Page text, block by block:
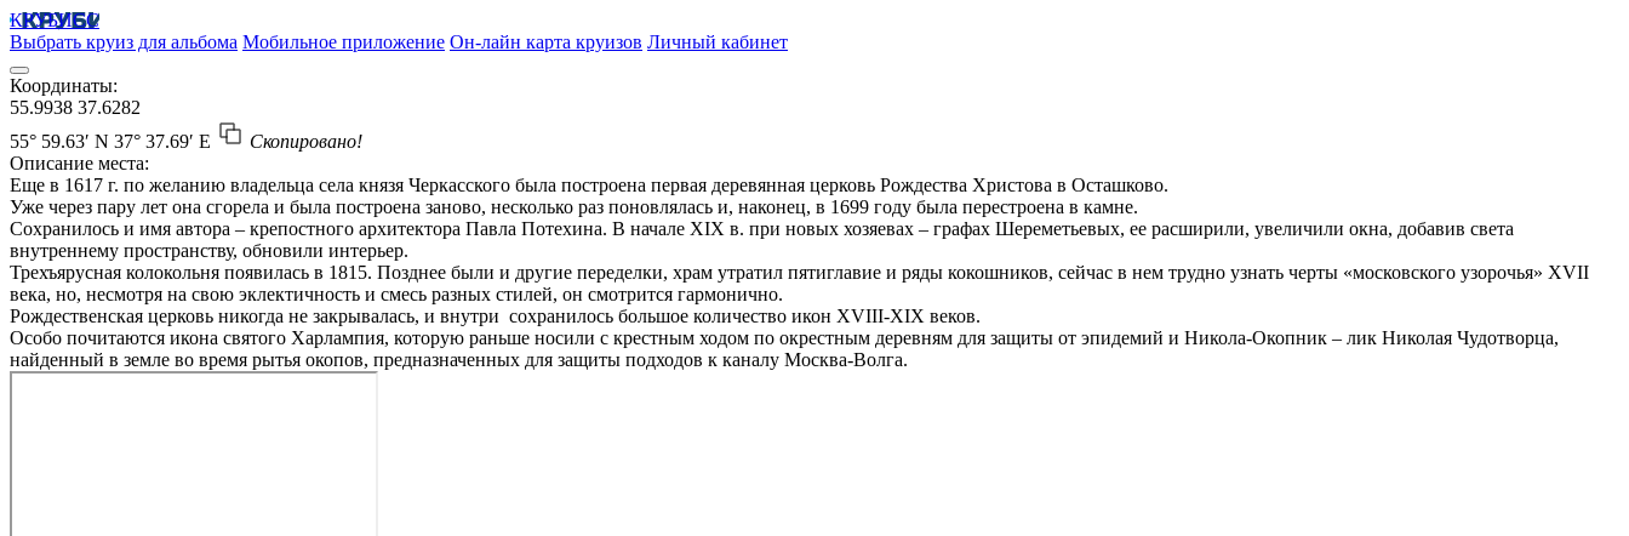
КРУБИСС
Выбрать круиз для альбома Мобильное приложение Он-лайн карта круизов Личный кабинет
Координаты:
55.9938 37.6282
55° 59.63′ N 37° 37.69′ E
Скопировано!
Описание места:
Еще в 1617 г. по желанию владельца села князя Черкасского была построена первая деревянная церковь Рождества Христова в Осташково.
Уже через пару лет она сгорела и была построена заново, несколько раз поновлялась и, наконец, в 1699 году была перестроена в камне.
Сохранилось и имя автора – крепостного архитектора Павла Потехина. В начале XIX в. при новых хозяевах – графах Шереметьевых, ее расширили, увеличили окна, добавив света
внутреннему пространству, обновили интерьер.
Трехъярусная колокольня появилась в 1815. Позднее были и другие переделки, храм утратил пятиглавие и ряды кокошников, сейчас в нем трудно узнать черты «московского узорочья» XVII
века, но, несмотря на свою эклектичность и смесь разных стилей, он смотрится гармонично.
Рождественская церковь никогда не закрывалась, и внутри сохранилось большое количество икон XVIII-XIX веков.
Особо почитаются икона святого Харлампия, которую раньше носили с крестным ходом по окрестным деревням для защиты от эпидемий и Никола-Окопник – лик Николая Чудотворца,
найденный в земле во время рытья окопов, предназначенных для защиты подходов к каналу Москва-Волга.